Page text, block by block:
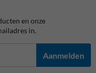
en onze
in.
Aanmelden